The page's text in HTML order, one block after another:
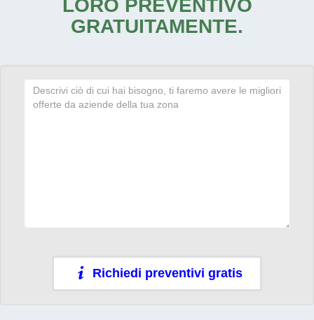
LORO PREVENTIVO
GRATUITAMENTE.
Richiedi preventivi gratis